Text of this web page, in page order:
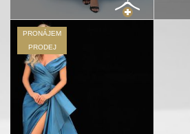
PRONÁJEM
PRODEJ